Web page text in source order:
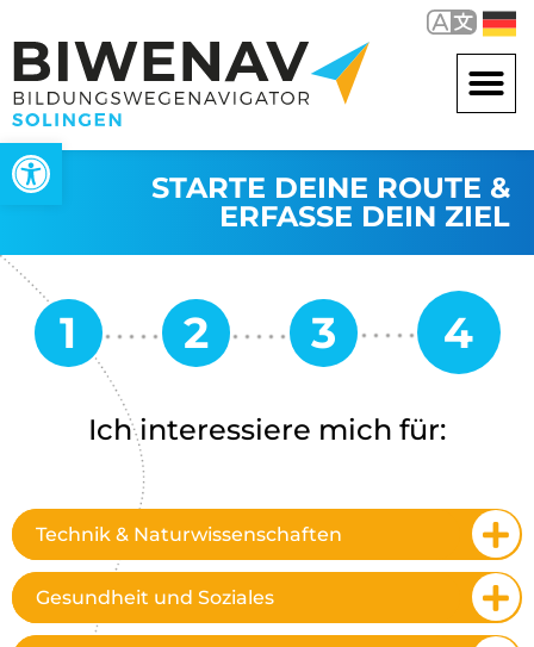
Werkzeugleiste öffnen
STARTE DEINE ROUTE &
ERFASSE DEIN ZIEL
Ich interessiere mich für:
Technik & Naturwissenschaften
Gesundheit und Soziales